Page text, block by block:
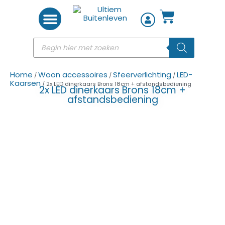
Home /Woon accessoires /Sfeerverlichting /LED-
Kaarsen / 2x LED dinerkaars Brons 18cm + afstandsbediening
2x LED dinerkaars Brons 18cm +
afstandsbediening